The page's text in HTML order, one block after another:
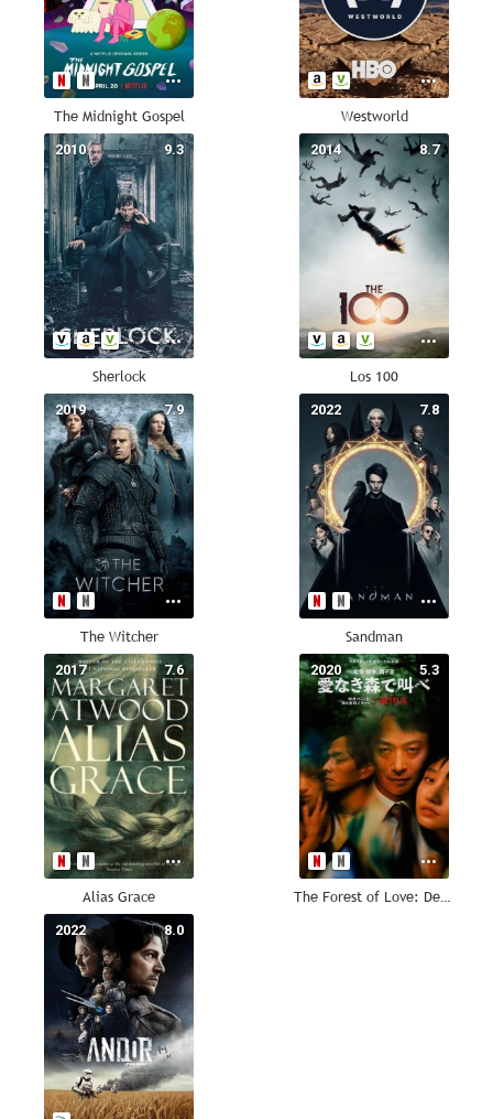
The Midnight Gospel Westworld
9.3
2010
Sherlock
8.7
2014
Los 100
7.9
2019
The Witcher
7.8
2022
Sandman
7.6
2017
Alias Grace
5.3
2020
The Forest of Love: Deep Cut
8.0
2022